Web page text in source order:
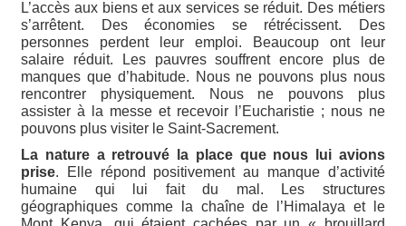
L’accès aux biens et aux services se réduit. Des métiers
s’arrêtent. Des économies se rétrécissent. Des
personnes perdent leur emploi. Beaucoup ont leur
salaire réduit. Les pauvres souffrent encore plus de
manques que d’habitude. Nous ne pouvons plus nous
rencontrer physiquement. Nous ne pouvons plus
assister à la messe et recevoir l’Eucharistie ; nous ne
pouvons plus visiter le Saint-Sacrement.
La nature a retrouvé la place que nous lui avions
prise. Elle répond positivement au manque d’activité
humaine qui lui fait du mal. Les structures
géographiques comme la chaîne de l’Himalaya et le